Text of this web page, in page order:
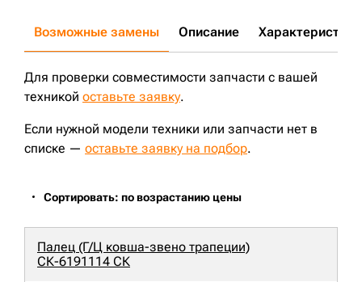
Возможные замены Описание Характеристики
Для проверки совместимости запчасти с вашей
техникой оставьте заявку.
Если нужной модели техники или запчасти нет в
списке — оставьте заявку на подбор.
Сортировать: по возрастанию цены
Палец (Г/Ц ковша-звено трапеции)
СК-6191114 СК